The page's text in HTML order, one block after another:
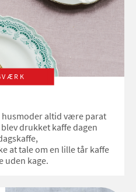
husmoder altid være parat
drukket kaffe dagen
at tale om en lille tår kaffe
uden kage.